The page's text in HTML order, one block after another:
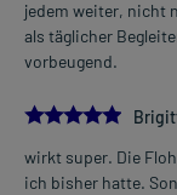
jedem weiter, nicht
als täglicher
vorbeugend.
5.0
wirkt super. Die
ich bisher hatte.